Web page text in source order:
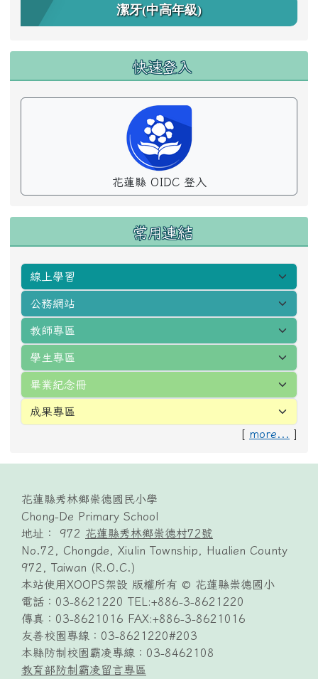
潔牙(中高年級)
快速登入
花蓮縣 OIDC 登入
常用連結
[ more... ]
頁尾區域內容
花蓮縣秀林鄉崇德國民小學
Chong-De Primary School
地址： 972 花蓮縣秀林鄉崇德村72號
No.72, Chongde, Xiulin Township, Hualien County
972, Taiwan (R.O.C.)
本站使用XOOPS架設 版權所有 © 花蓮縣崇德國小
電話：03-8621220 TEL:+886-3-8621220
傳真：03-8621016 FAX:+886-3-8621016
友善校園專線：03-8621220#203
本縣防制校園霸凌專線：03-8462108
教育部防制霸凌留言專區